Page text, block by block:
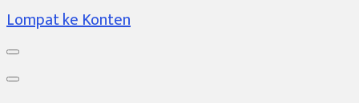
Lompat ke Konten